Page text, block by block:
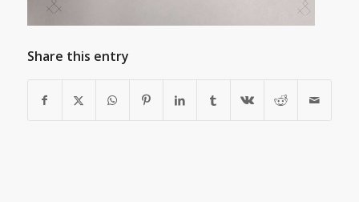
Share this entry